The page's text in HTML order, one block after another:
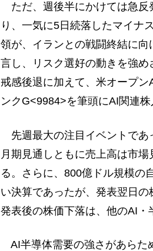
ただ、週後半にかけては急反
り、一気に5日続落したマイナ
領が、イランとの戦闘終結に
言し、リスク選好の動きを強
戒感後退に加えて、米オープ
ンクG<9984>を筆頭にAI関連
先週最大の注目イベントであ
月期見通しともに売上高は市
る。さらに、800億ドル規模の
い決算であったが、発表翌日
発表後の株価下落は、他のAI・
AI半導体需要の強さがあらた